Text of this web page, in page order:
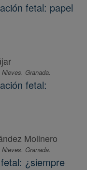
fetal: papel
Granada.
fetal:
Molinero
Granada.
¿siempre